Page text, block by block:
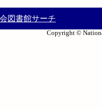
図書館サーチ
Copyright ©